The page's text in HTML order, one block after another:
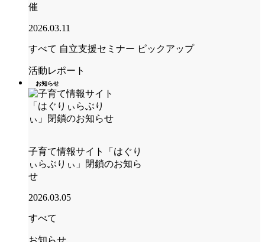
催
2026.03.11
すべて 自立支援セミナー ピックアップ
活動レポート
お知らせ
子育て情報サイト「はぐり
ぃらぶりぃ」閉鎖のお知ら
せ
2026.03.05
すべて
お知らせ